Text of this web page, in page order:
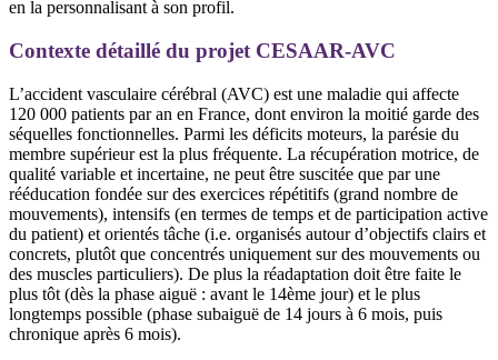
en la personnalisant à son profil.
Contexte détaillé du projet CESAAR-AVC
L’accident vasculaire cérébral (AVC) est une maladie qui affecte
120 000 patients par an en France, dont environ la moitié garde des
séquelles fonctionnelles. Parmi les déficits moteurs, la parésie du
membre supérieur est la plus fréquente. La récupération motrice, de
qualité variable et incertaine, ne peut être suscitée que par une
rééducation fondée sur des exercices répétitifs (grand nombre de
mouvements), intensifs (en termes de temps et de participation active
du patient) et orientés tâche (i.e. organisés autour d’objectifs clairs et
concrets, plutôt que concentrés uniquement sur des mouvements ou
des muscles particuliers). De plus la réadaptation doit être faite le
plus tôt (dès la phase aiguë : avant le 14ème jour) et le plus
longtemps possible (phase subaiguë de 14 jours à 6 mois, puis
chronique après 6 mois).